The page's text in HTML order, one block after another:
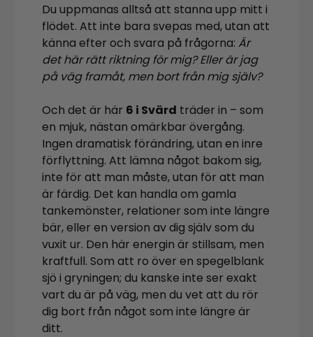
Du uppmanas alltså att stanna upp mitt i
flödet. Att inte bara svepas med, utan att
känna efter och svara på frågorna: Är
det här rätt riktning för mig? Eller är jag
på väg framåt, men bort från mig själv?
Och det är här 6 i Svärd träder in – som
en mjuk, nästan omärkbar övergång.
Ingen dramatisk förändring, utan en inre
förflyttning. Att lämna något bakom sig,
inte för att man måste, utan för att man
är färdig. Det kan handla om gamla
tankemönster, relationer som inte längre
bär, eller en version av dig själv som du
vuxit ur. Den här energin är stillsam, men
kraftfull. Som att ro över en spegelblank
sjö i gryningen; du kanske inte ser exakt
vart du är på väg, men du vet att du rör
dig bort från något som inte längre är
ditt.